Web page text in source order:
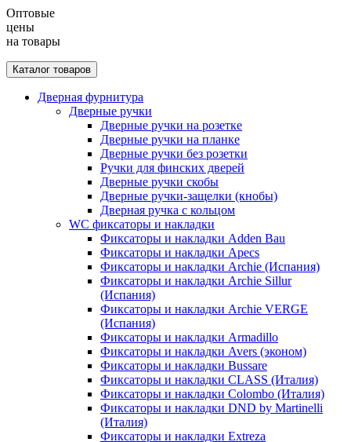
Оптовые
цены
на товары
Каталог товаров
Дверная фурнитура
Дверные ручки
Дверные ручки на розетке
Дверные ручки на планке
Дверные ручки без розетки
Ручки для финских дверей
Дверные ручки скобы
Дверные ручки-защелки (кнобы)
Дверная ручка с кольцом
WC фиксаторы и накладки
Фиксаторы и накладки Adden Bau
Фиксаторы и накладки Apecs
Фиксаторы и накладки Archie (Испания)
Фиксаторы и накладки Archie Sillur
(Испания)
Фиксаторы и накладки Archie VERGE
(Испания)
Фиксаторы и накладки Armadillo
Фиксаторы и накладки Avers (эконом)
Фиксаторы и накладки Bussare
Фиксаторы и накладки CLASS (Италия)
Фиксаторы и накладки Colombo (Италия)
Фиксаторы и накладки DND by Martinelli
(Италия)
Фиксаторы и накладки Extreza